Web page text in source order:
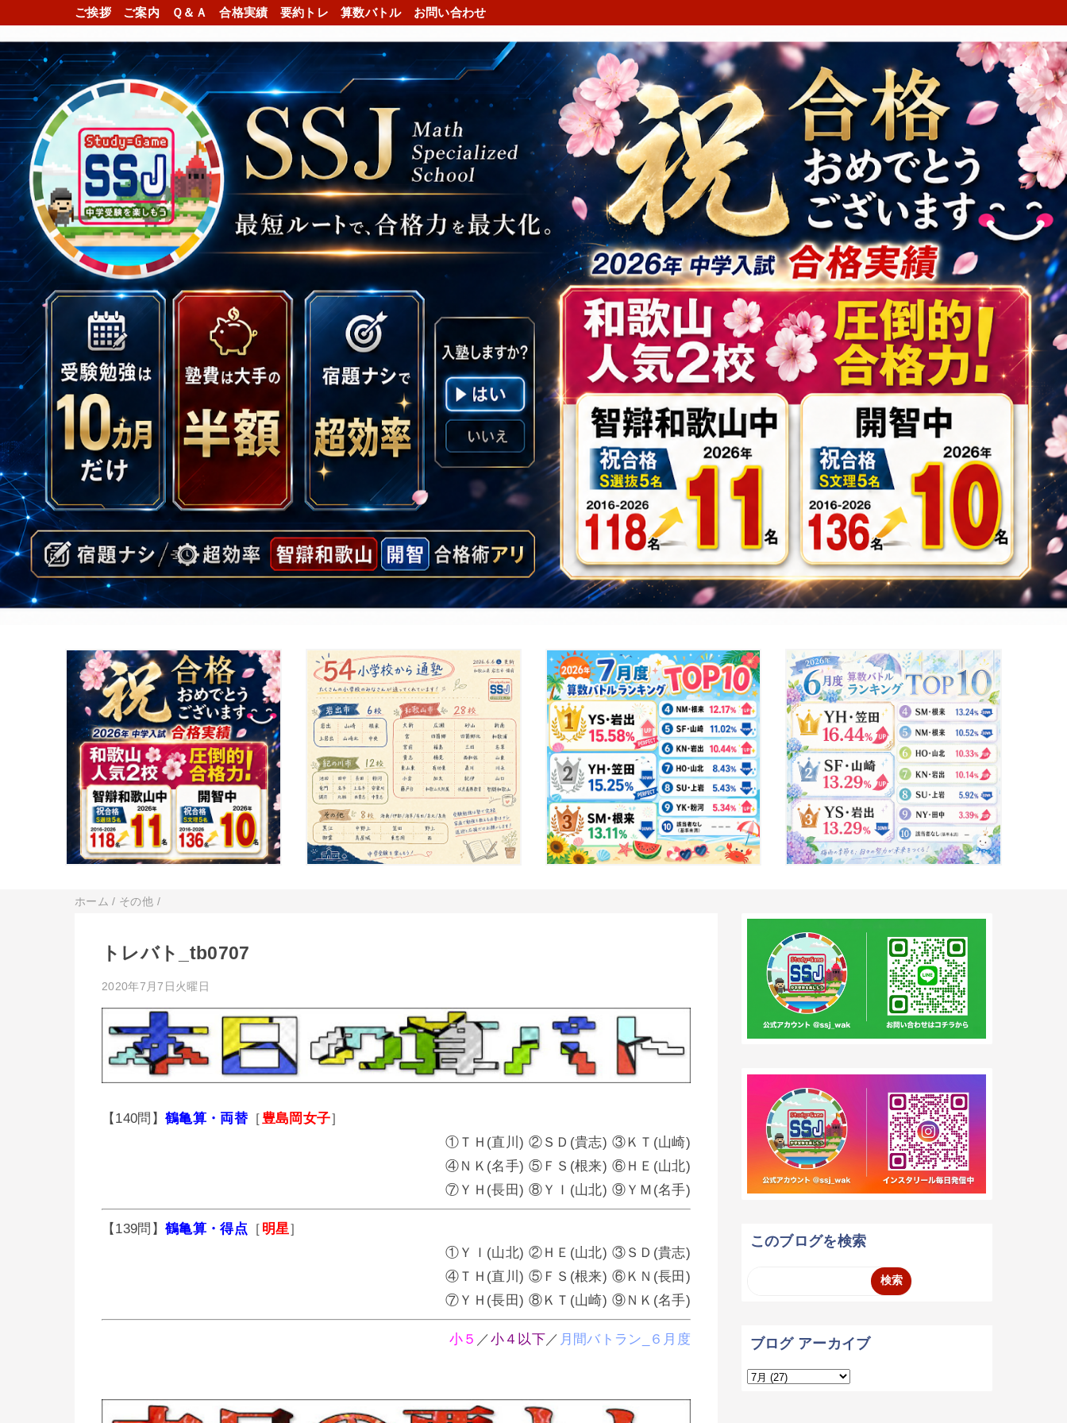
ご挨拶 ご案内 Ｑ＆Ａ 合格実績 要約トレ 算数バトル お問い合わせ
ホーム / その他 /
トレバト_tb0707
2020年7月7日火曜日
【140問】鶴亀算・両替 ［ 豊島岡女子］
①ＴＨ(直川) ②ＳＤ(貴志) ③ＫＴ(山崎)
④ＮＫ(名手) ⑤ＦＳ(根来) ⑥ＨＥ(山北)
⑦ＹＨ(長田) ⑧ＹＩ(山北) ⑨ＹＭ(名手)
【139問】鶴亀算・得点 ［ 明星］
①ＹＩ(山北) ②ＨＥ(山北) ③ＳＤ(貴志)
④ＴＨ(直川) ⑤ＦＳ(根来) ⑥ＫＮ(長田)
⑦ＹＨ(長田) ⑧ＫＴ(山崎) ⑨ＮＫ(名手)
小５ ／小４以下 ／ 月間バトラン_６月度
このブログを検索
ブログ アーカイブ